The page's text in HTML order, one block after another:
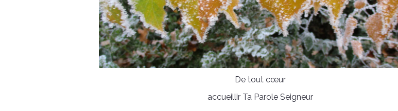
De tout cœur
accueillir Ta Parole Seigneur